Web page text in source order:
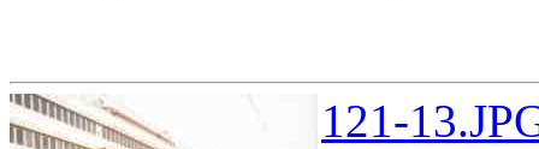
121-